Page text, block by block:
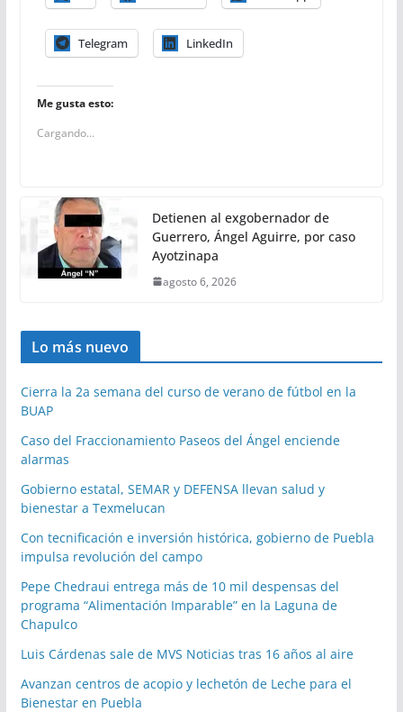
Telegram LinkedIn
Me gusta esto:
Cargando...
Detienen al exgobernador de
Guerrero, Ángel Aguirre, por caso
Ayotzinapa
agosto 6, 2026
Lo más nuevo
Cierra la 2a semana del curso de verano de fútbol en la
BUAP
Caso del Fraccionamiento Paseos del Ángel enciende
alarmas
Gobierno estatal, SEMAR y DEFENSA llevan salud y
bienestar a Texmelucan
Con tecnificación e inversión histórica, gobierno de Puebla
impulsa revolución del campo
Pepe Chedraui entrega más de 10 mil despensas del
programa “Alimentación Imparable” en la Laguna de
Chapulco
Luis Cárdenas sale de MVS Noticias tras 16 años al aire
Avanzan centros de acopio y lechetón de Leche para el
Bienestar en Puebla